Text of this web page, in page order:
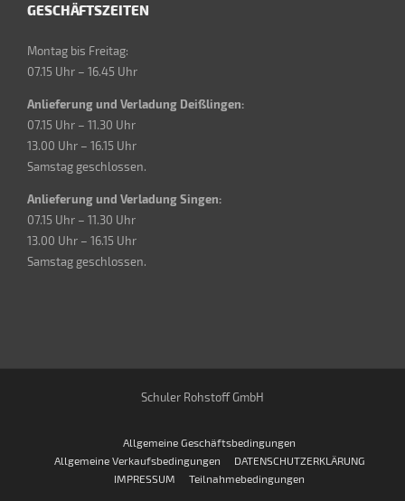
GESCHÄFTSZEITEN
Montag bis Freitag:
07.15 Uhr – 16.45 Uhr
Anlieferung und Verladung Deißlingen:
07.15 Uhr – 11.30 Uhr
13.00 Uhr – 16.15 Uhr
Samstag geschlossen.
Anlieferung und Verladung Singen:
07.15 Uhr – 11.30 Uhr
13.00 Uhr – 16.15 Uhr
Samstag geschlossen.
Schuler Rohstoff GmbH
Allgemeine Geschäftsbedingungen
Allgemeine Verkaufsbedingungen
DATENSCHUTZERKLÄRUNG
IMPRESSUM
Teilnahmebedingungen